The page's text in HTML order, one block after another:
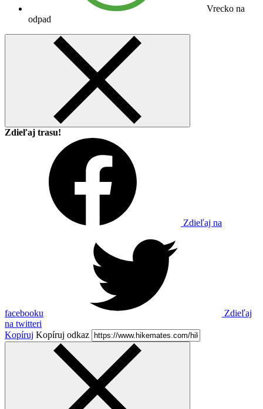
Vrecko na
odpad
Zdieľaj trasu!
Zdieľaj na
facebooku
Zdieľaj
na twitteri
Kopíruj Kopíruj odkaz